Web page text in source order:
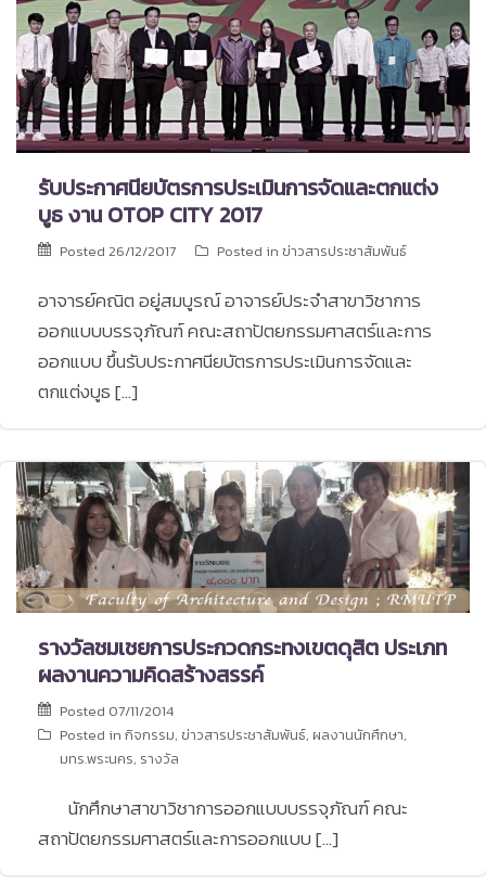
รับประกาศนียบัตรการประเมินการจัดและตกแต่ง
บูธ งาน OTOP CITY 2017
Posted 26/12/2017 Posted in ข่าวสารประชาสัมพันธ์
อาจารย์คณิต อยู่สมบูรณ์ อาจารย์ประจำสาขาวิชาการ
ออกแบบบรรจุภัณฑ์ คณะสถาปัตยกรรมศาสตร์และการ
ออกแบบ ขึ้นรับประกาศนียบัตรการประเมินการจัดและ
ตกแต่งบูธ […]
รางวัลชมเชยการประกวดกระทงเขตดุสิต ประเภท
ผลงานความคิดสร้างสรรค์
Posted 07/11/2014
Posted in กิจกรรม, ข่าวสารประชาสัมพันธ์, ผลงานนักศึกษา,
มทร.พระนคร, รางวัล
นักศึกษาสาขาวิชาการออกแบบบรรจุภัณฑ์ คณะ
สถาปัตยกรรมศาสตร์และการออกแบบ […]